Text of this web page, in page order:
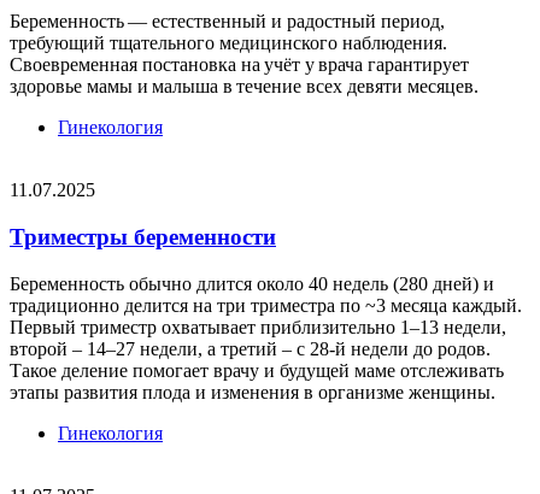
Беременность — естественный и радостный период,
требующий тщательного медицинского наблюдения.
Своевременная постановка на учёт у врача гарантирует
здоровье мамы и малыша в течение всех девяти месяцев.
Гинекология
11.07.2025
Триместры беременности
Беременность обычно длится около 40 недель (280 дней) и
традиционно делится на три триместра по ~3 месяца каждый.
Первый триместр охватывает приблизительно 1–13 недели,
второй – 14–27 недели, а третий – с 28-й недели до родов.
Такое деление помогает врачу и будущей маме отслеживать
этапы развития плода и изменения в организме женщины.
Гинекология